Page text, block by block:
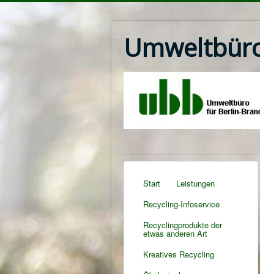
Start
Leistungen
Recycling-Infoservice
Recyclingprodukte der
etwas anderen Art
Kreatives Recycling